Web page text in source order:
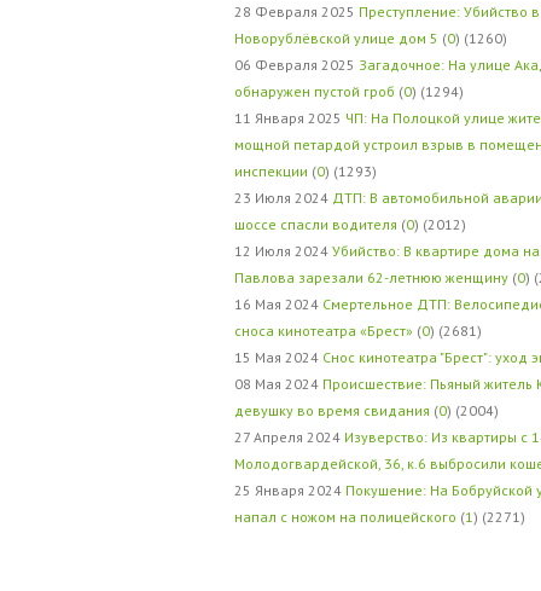
28 Февраля 2025 Преступление: Убийство
Новорублёвской улице дом 5 (0) (1260)
06 Февраля 2025 Загадочное: На улице
обнаружен пустой гроб (0) (1294)
11 Января 2025 ЧП: На Полоцкой улице
мощной петардой устроил взрыв в
инспекции (0) (1293)
23 Июля 2024 ДТП: В автомобильной
шоссе спасли водителя (0) (2012)
12 Июля 2024 Убийство: В квартире дома
Павлова зарезали 62-летнюю женщину (0)
16 Мая 2024 Смертельное ДТП:
сноса кинотеатра «Брест» (0) (2681)
15 Мая 2024 Снос кинотеатра "Брест": уход
08 Мая 2024 Происшествие: Пьяный житель
девушку во время свидания (0) (2004)
27 Апреля 2024 Изуверство: Из квартиры с
Молодогвардейской, 36, к.6 выбросили
25 Января 2024 Покушение: На Бобруйской
напал с ножом на полицейского (1 ) (2271)